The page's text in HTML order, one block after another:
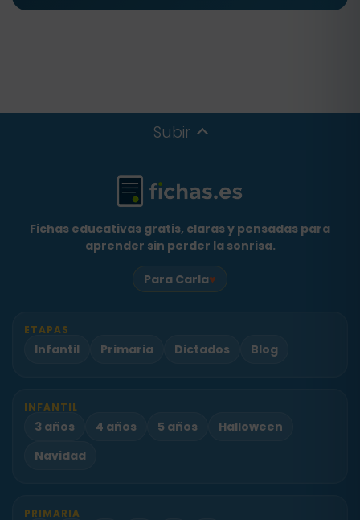
Subir
Fichas educativas gratis, claras y pensadas para
aprender sin perder la sonrisa.
Para Carla♥
ETAPAS
Infantil Primaria Dictados Blog
INFANTIL
3 años 4 años 5 años
Halloween
Navidad
PRIMARIA